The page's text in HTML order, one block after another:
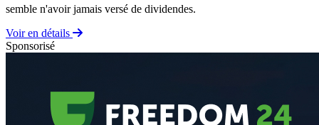
semble n'avoir jamais versé de dividendes.
Voir en détails
Sponsorisé